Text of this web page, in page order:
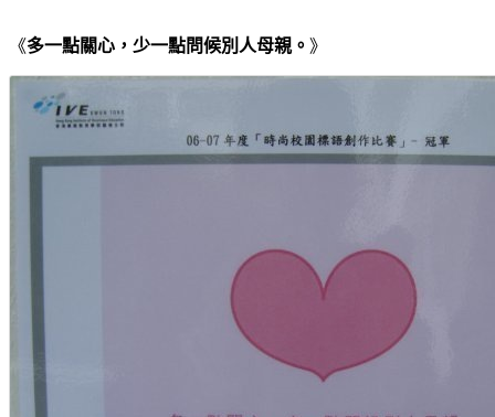
《多一點關心，少一點問候別人母親。 》